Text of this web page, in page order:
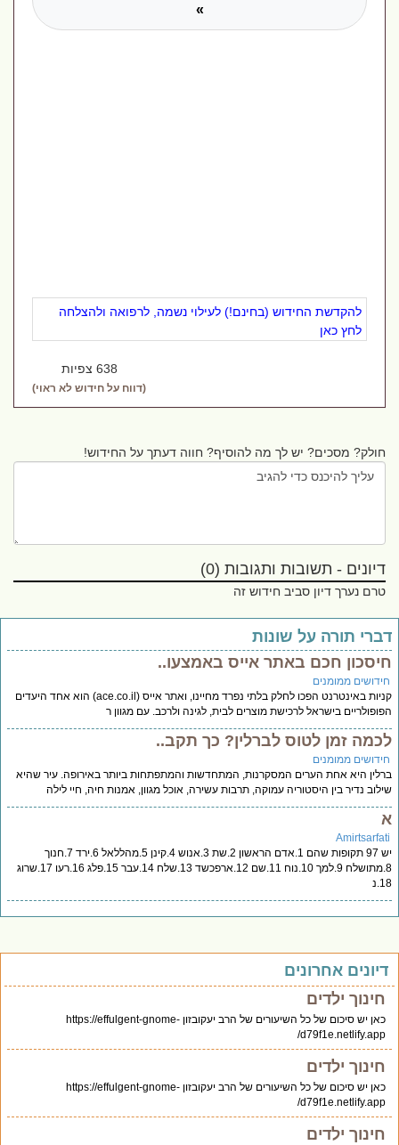
להקדשת החידוש (בחינם!) לעילוי נשמה, לרפואה ולהצלחה
לחץ כאן
638 צפיות
(דווח על חידוש לא ראוי)
חולק? מסכים? יש לך מה להוסיף? חווה דעתך על החידוש!
דיונים - תשובות ותגובות (0)
טרם נערך דיון סביב חידוש זה
תורה על שונות
חכם באתר אייס באמצעו..
ממומנים
קניות באינטרנט הפכו לחלק בלתי נפרד מחיינו, ואתר אייס (ace.co.il) הוא אחד היעדים
בישראל לרכישת מוצרים לבית, לגינה ולרכב. עם מגוון ר
זמן לטוס לברלין? כך תקב..
ממומנים
היא אחת הערים המסקרנות, המתחדשות והמתפתחות ביותר באירופה. עיר שהיא
נדיר בין היסטוריה עמוקה, תרבות עשירה, אוכל מגוון, אמנות חיה, חיי לילה
יש 97 תקופות שהם 1.אדם הראשון 2.שת 3.אנוש 4.קינן 5.מהללאל 6.ירד 7.חנוך
8.מתושלח 9.למך 10.נוח 11.שם 12.ארפכשד 13.שלח 14.עבר 15.פלג 16.רעו 17.שרוג
אחרונים
חינוך ילדים
כאן יש סיכום של כל השיעורים של הרב יעקובזון https://effulgent-gnome-
d79f1e.netlify.app/
חינוך ילדים
כאן יש סיכום של כל השיעורים של הרב יעקובזון https://effulgent-gnome-
d79f1e.netlify.app/
חינוך ילדים